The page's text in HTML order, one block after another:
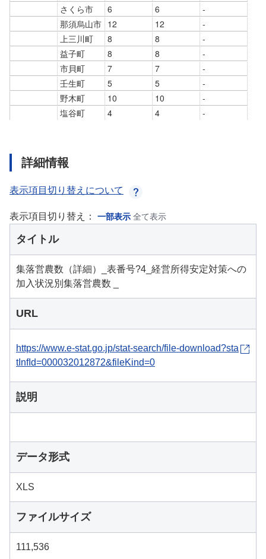
詳細情報
表示項目切り替えについて
表示項目切り替え： 一部表示 全て表示
タイトル
集落営農数（詳細）_表番号?4_経営所得安定対策への
加入状況別集落営農数 _
URL
https://www.e-stat.go.jp/stat-search/file-download?sta
tInfId=000032012872&fileKind=0
説明
データ形式
XLS
ファイルサイズ
111,536